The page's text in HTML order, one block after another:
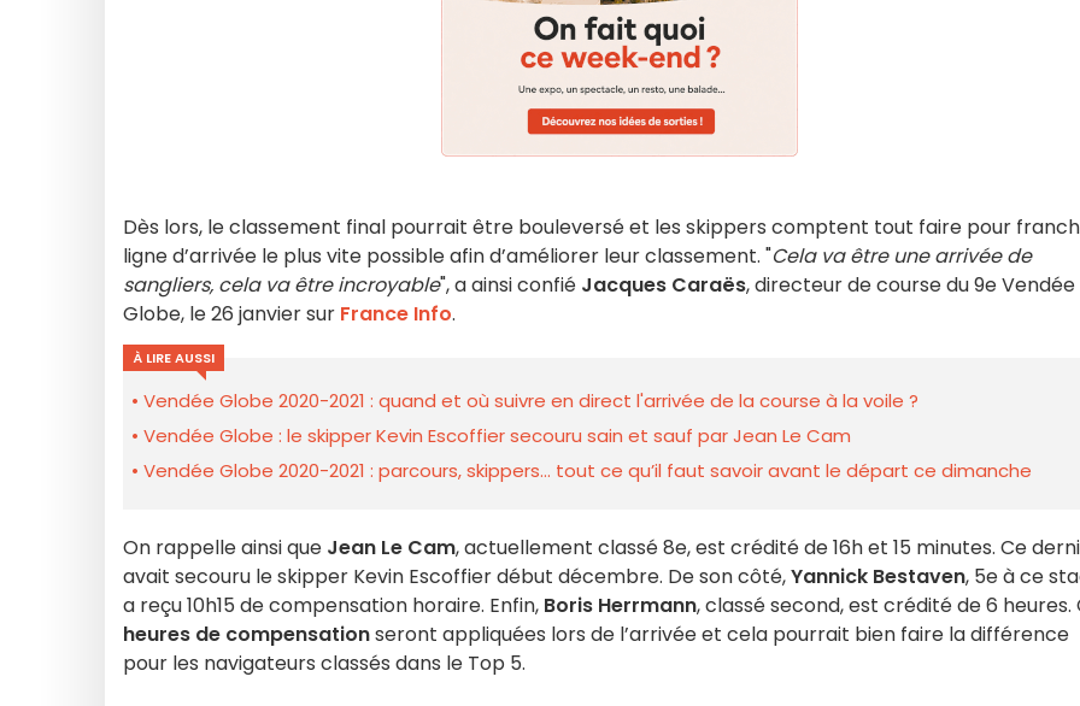
Dès lors, le classement final pourrait être bouleversé et les skippers comptent tout faire pour
ligne d’arrivée le plus vite possible afin d’améliorer leur classement. "Cela va être une arrivée de
sangliers, cela va être incroyable", a ainsi confié Jacques Caraës, directeur de course du 9e Vendée
Globe, le 26 janvier sur France Info.
À LIRE AUSSI
Vendée Globe 2020-2021 : quand et où suivre en direct l'arrivée de la course à la voile ?
Vendée Globe : le skipper Kevin Escoffier secouru sain et sauf par Jean Le Cam
Vendée Globe 2020-2021 : parcours, skippers… tout ce qu’il faut savoir avant le départ ce dimanche
On rappelle ainsi que Jean Le Cam, actuellement classé 8e, est crédité de 16h et 15 minutes. Ce
avait secouru le skipper Kevin Escoffier début décembre. De son côté,Yannick Bestaven, 5e à ce
a reçu 10h15 de compensation horaire. Enfin, Boris Herrmann, classé second, est crédité de 6 heures.
heures de compensationseront appliquées lors de l’arrivée et cela pourrait bien faire la différence
pour les navigateurs classés dans le Top 5.